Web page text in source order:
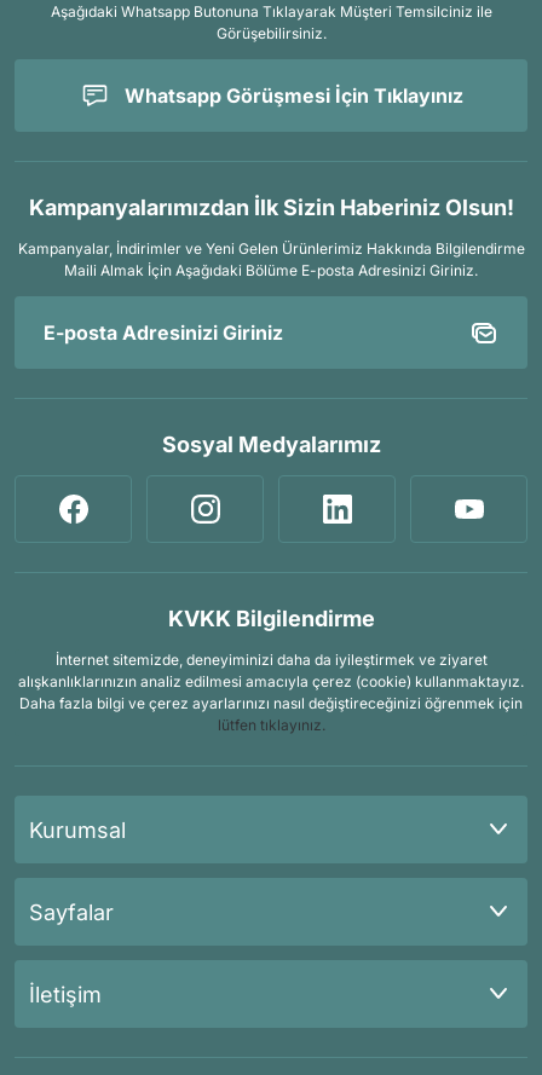
Aşağıdaki Whatsapp Butonuna Tıklayarak Müşteri Temsilciniz ile
Görüşebilirsiniz.
Whatsapp Görüşmesi İçin Tıklayınız
Kampanyalarımızdan İlk Sizin Haberiniz Olsun!
Kampanyalar, İndirimler ve Yeni Gelen Ürünlerimiz Hakkında Bilgilendirme
Maili Almak İçin Aşağıdaki Bölüme E-posta Adresinizi Giriniz.
Sosyal Medyalarımız
KVKK Bilgilendirme
İnternet sitemizde, deneyiminizi daha da iyileştirmek ve ziyaret
alışkanlıklarınızın analiz edilmesi amacıyla çerez (cookie) kullanmaktayız.
Daha fazla bilgi ve çerez ayarlarınızı nasıl değiştireceğinizi öğrenmek için
lütfen tıklayınız.
Kurumsal
Sayfalar
İletişim